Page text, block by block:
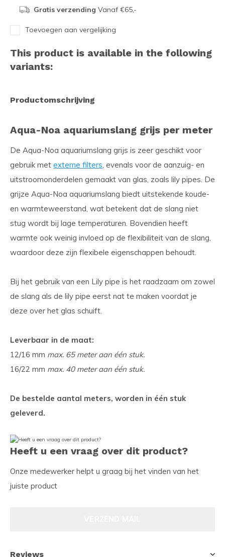
Gratis verzending Vanaf €65,-
Toevoegen aan vergelijking
This product is available in the following
variants:
Productomschrijving
Aqua-Noa aquariumslang grijs per meter
De Aqua-Noa aquariumslang grijs is zeer geschikt voor
gebruik met externe filters, evenals voor de aanzuig- en
uitstroomonderdelen gemaakt van glas, zoals lily pipes. De
grijze Aqua-Noa aquariumslang biedt uitstekende koude-
en warmteweerstand, wat betekent dat de slang niet
stug wordt bij lage temperaturen. Bovendien heeft
warmte ook weinig invloed op de flexibiliteit van de slang,
waardoor deze zijn flexibele eigenschappen behoudt.
Bij het gebruik van een Lily pipe is het raadzaam om zowel
de slang als de lily pipe eerst nat te maken voordat je
deze over het glas schuift.
Leverbaar in de maat:
12/16 mm max. 65 meter aan één stuk.
16/22 mm max. 40 meter aan één stuk.
De bestelde aantal meters, worden in één stuk
geleverd.
Heeft u een vraag over dit product?
Onze medewerker helpt u graag bij het vinden van het
juiste product
Reviews